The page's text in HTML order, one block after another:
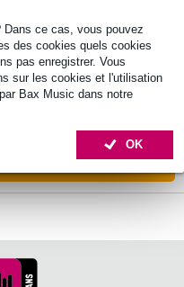
ce cas, vous pouvez
des cookies quels cookies
pas enregistrer. Vous
sur les cookies et l'utilisation
Bax Music dans notre
OK
serre-tête à
€